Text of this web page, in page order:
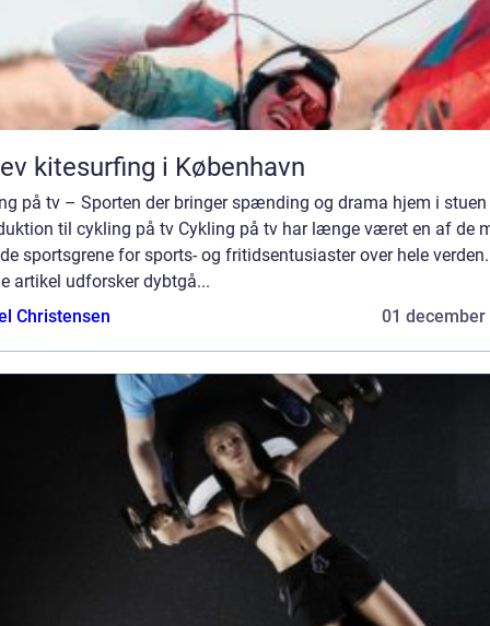
kitesurfing i København
på tv – Sporten der bringer spænding og drama hjem i stuen
til cykling på tv Cykling på tv har længe været en af de
sportsgrene for sports- og fritidsentusiaster over hele verden.
artikel udforsker dybtgå...
Christensen
01 december